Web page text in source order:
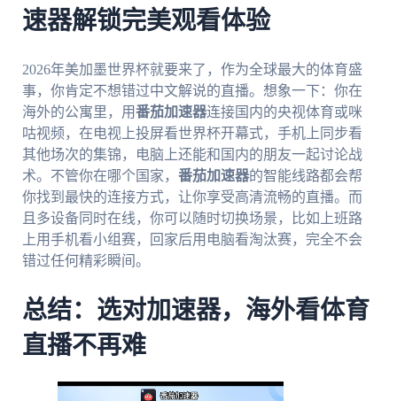
速器解锁完美观看体验
2026年美加墨世界杯就要来了，作为全球最大的体育盛
事，你肯定不想错过中文解说的直播。想象一下：你在
海外的公寓里，用番茄加速器连接国内的央视体育或咪
咕视频，在电视上投屏看世界杯开幕式，手机上同步看
其他场次的集锦，电脑上还能和国内的朋友一起讨论战
术。不管你在哪个国家， 番茄加速器的智能线路都会帮
你找到最快的连接方式，让你享受高清流畅的直播。而
且多设备同时在线，你可以随时切换场景，比如上班路
上用手机看小组赛，回家后用电脑看淘汰赛，完全不会
错过任何精彩瞬间。
总结：选对加速器，海外看体育
直播不再难